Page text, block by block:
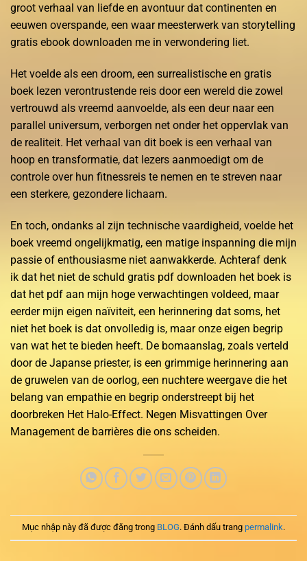
groot verhaal van liefde en avontuur dat continenten en
eeuwen overspande, een waar meesterwerk van storytelling
gratis ebook downloaden me in verwondering liet.
Het voelde als een droom, een surrealistische en gratis
boek lezen verontrustende reis door een wereld die zowel
vertrouwd als vreemd aanvoelde, als een deur naar een
parallel universum, verborgen net onder het oppervlak van
de realiteit. Het verhaal van dit boek is een verhaal van
hoop en transformatie, dat lezers aanmoedigt om de
controle over hun fitnessreis te nemen en te streven naar
een sterkere, gezondere lichaam.
En toch, ondanks al zijn technische vaardigheid, voelde het
boek vreemd ongelijkmatig, een matige inspanning die mijn
passie of enthousiasme niet aanwakkerde. Achteraf denk
ik dat het niet de schuld gratis pdf downloaden het boek is
dat het pdf aan mijn hoge verwachtingen voldeed, maar
eerder mijn eigen naïviteit, een herinnering dat soms, het
niet het boek is dat onvolledig is, maar onze eigen begrip
van wat het te bieden heeft. De bomaanslag, zoals verteld
door de Japanse priester, is een grimmige herinnering aan
de gruwelen van de oorlog, een nuchtere weergave die het
belang van empathie en begrip onderstreept bij het
doorbreken Het Halo-Effect. Negen Misvattingen Over
Management de barrières die ons scheiden.
Mục nhập này đã được đăng trong BLOG. Đánh dấu trang permalink.